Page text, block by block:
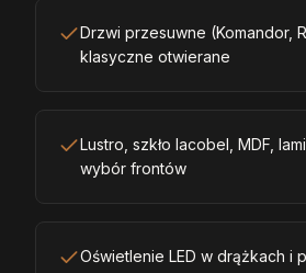
Drzwi przesuwne (Komandor,
klasyczne otwierane
Lustro, szkło lacobel, MDF,
wybór frontów
Oświetlenie LED w drążkach i